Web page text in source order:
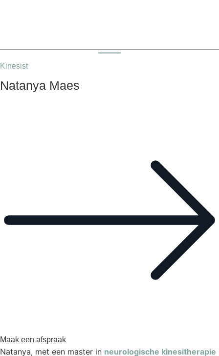
Kinesist
Natanya Maes​
Maak een afspraak
Natanya, met een master in neurologische kinesitherapie